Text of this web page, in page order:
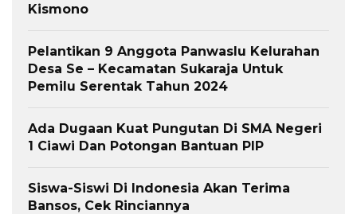
Kismono
Pelantikan 9 Anggota Panwaslu Kelurahan
Desa Se – Kecamatan Sukaraja Untuk
Pemilu Serentak Tahun 2024
Ada Dugaan Kuat Pungutan Di SMA Negeri
1 Ciawi Dan Potongan Bantuan PIP
Siswa-Siswi Di Indonesia Akan Terima
Bansos, Cek Rinciannya